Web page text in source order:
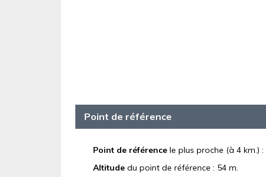
Point de référence
Point de référence le plus proche (à 4 km.) :
Altitude du point de référence : 54 m.